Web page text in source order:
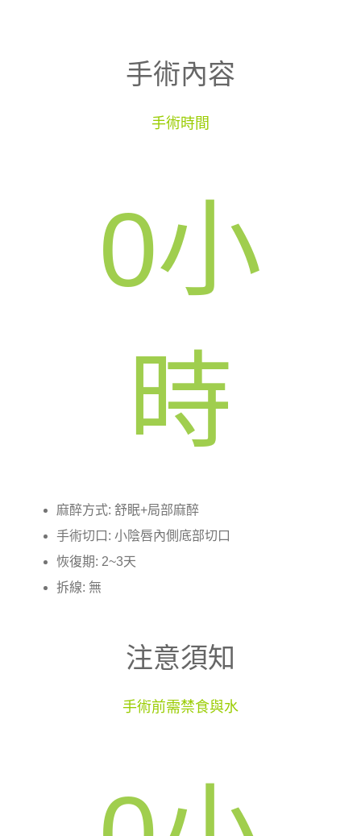
手術內容
手術時間
0小
時
麻醉方式: 舒眠+局部麻醉
手術切口: 小陰唇內側底部切口
恢復期: 2~3天
拆線: 無
注意須知
手術前需禁食與水